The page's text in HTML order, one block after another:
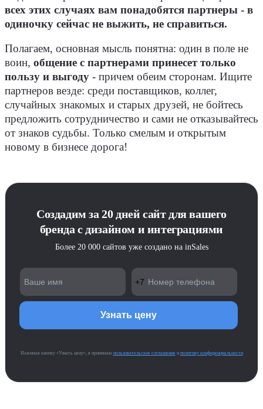
всех этих случаях вам понадобятся партнеры - в
одиночку сейчас не выжить, не справиться.
Полагаем, основная мысль понятна: один в поле не
воин, общение с партнерами принесет только
пользу и выгоду - причем обеим сторонам. Ищите
партнеров везде: среди поставщиков, коллег,
случайных знакомых и старых друзей, не бойтесь
предложить сотрудничество и сами не отказывайтесь
от знаков судьбы. Только смелым и открытым
новому в бизнесе дорога!
Создадим за 20 дней сайт для вашего
бренда с дизайном и интеграциями
Более 20 000 сайтов уже создано на inSales
Нажимая кнопку «Узнать цену», я принимаю пользовательское соглашениеи политику конфиденциальности